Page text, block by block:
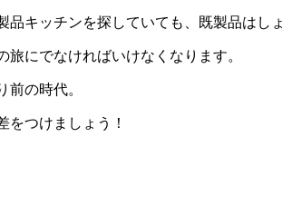
キッチンを探していても、既製品はし
にでなければいけなくなります。
の時代。
をつけましょう！